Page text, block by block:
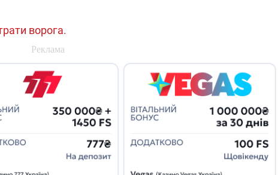
ворога.
17:15
дрони,
– триває
на потреби
Вернадського на
фронт": стрілецька
бригада Повітряних
сил ЗСУ збирає на
НРК Numo